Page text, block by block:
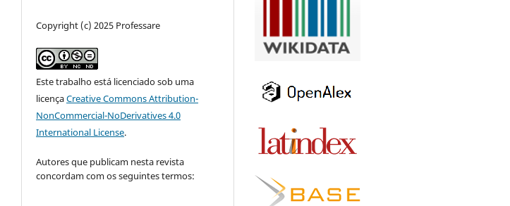
Copyright (c) 2025 Professare
Este trabalho está licenciado sob uma
licençaCreative Commons Attribution-
NonCommercial-NoDerivatives 4.0
International License.
Autores que publicam nesta revista
concordam com os seguintes termos: